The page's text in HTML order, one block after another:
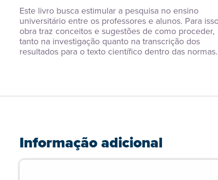
Este livro busca estimular a pesquisa no ensino
universitário entre os professores e alunos. Para
obra traz conceitos e sugestões de como proceder,
tanto na investigação quanto na transcrição dos
resultados para o texto científico dentro das normas.
Informação adicional